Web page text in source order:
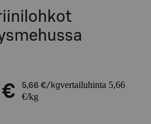
5,66 €/kgvertailuhinta 5,66
€/kg